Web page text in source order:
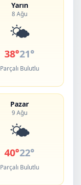
Yarın
8 Ağu
🌤️
38°21°
Parçalı Bulutlu
Pazar
9 Ağu
🌤️
40°22°
Parçalı Bulutlu